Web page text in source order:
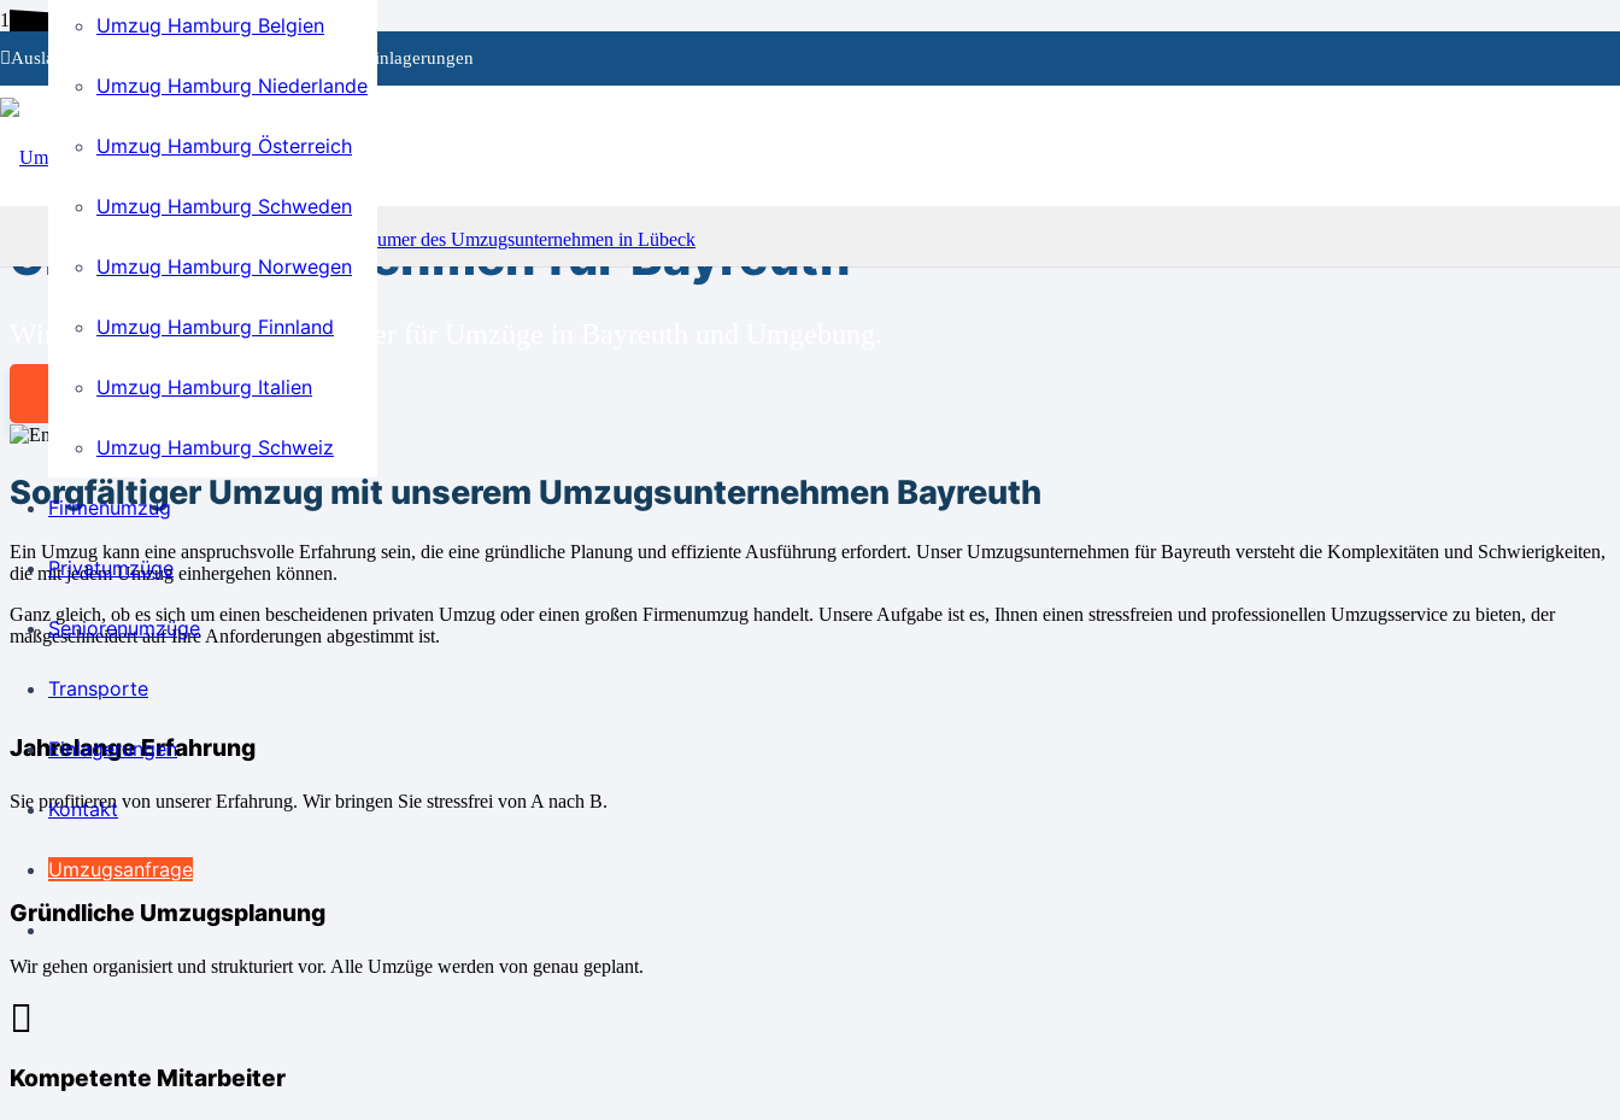
Auslandsumzüge Einlagerungen
Umzug Hamburg Belgien
Umzug Hamburg Niederlande
Umzug Hamburg Österreich
Umzug Hamburg Schweden
Umzug Hamburg Norwegen
Umzug Hamburg Finnland
Umzug Hamburg Italien
Umzug Hamburg Schweiz
Firmenumzug
Privatumzüge
Seniorenumzüge
Transporte
Einlagerungen
Kontakt
Umzugsanfrage
BEI UNS SIND SIE RICHTIG!
Umzugsunternehmen für Bayreuth
Wir sind Ihr kompetenter Partner für Umzüge in Bayreuth und Umgebung.
Angebot anfordern
Sorgfältiger Umzug mit unserem Umzugsunternehmen Bayreuth
Ein Umzug kann eine anspruchsvolle Erfahrung sein, die eine gründliche Planung und effiziente Ausführung erfordert. Unser Umzugsunternehmen für Bayreuth versteht die Komplexitäten und Schwierigkeiten,
die mit jedem Umzug einhergehen können.
Ganz gleich, ob es sich um einen bescheidenen privaten Umzug oder einen großen Firmenumzug handelt. Unsere Aufgabe ist es, Ihnen einen stressfreien und professionellen Umzugsservice zu bieten, der
maßgeschneidert auf Ihre Anforderungen abgestimmt ist.
Jahrelange Erfahrung
Sie profitieren von unserer Erfahrung. Wir bringen Sie stressfrei von A nach B.
Gründliche Umzugsplanung
Wir gehen organisiert und strukturiert vor. Alle Umzüge werden von genau geplant.
Kompetente Mitarbeiter